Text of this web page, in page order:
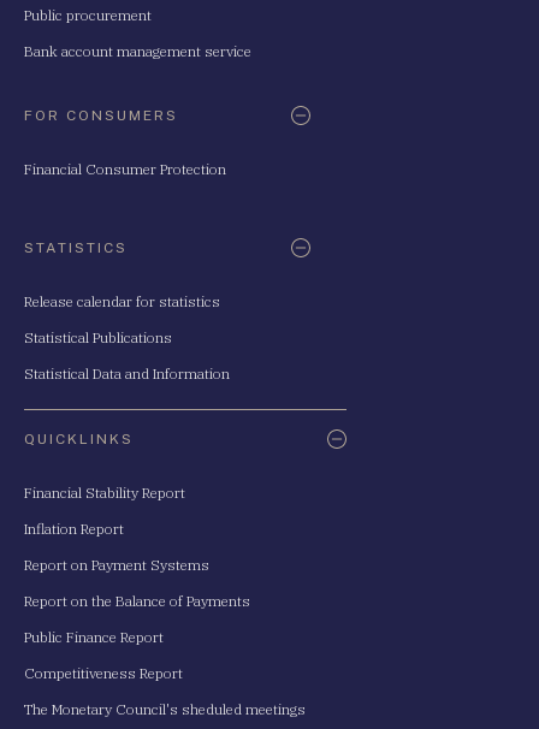
Public procurement
Bank account management service
FOR CONSUMERS
Financial Consumer Protection
STATISTICS
Release calendar for statistics
Statistical Publications
Statistical Data and Information
QUICKLINKS
Financial Stability Report
Inflation Report
Report on Payment Systems
Report on the Balance of Payments
Public Finance Report
Competitiveness Report
The Monetary Council's sheduled meetings